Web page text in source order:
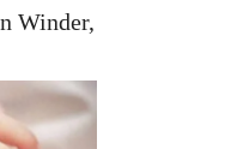
Winder,